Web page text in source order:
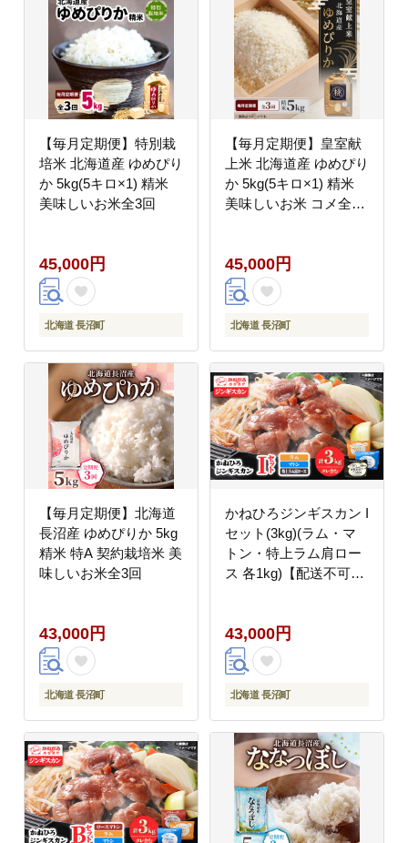
【毎月定期便】特別栽
培米 北海道産 ゆめぴり
か 5kg(5キロ×1) 精米
美味しいお米全3回
45,000円
北海道 長沼町
【毎月定期便】皇室献
上米 北海道産 ゆめぴり
か 5kg(5キロ×1) 精米
美味しいお米 コメ全3
45,000円
北海道 長沼町
【毎月定期便】北海道
長沼産 ゆめぴりか 5kg
精米 特A 契約栽培米 美
味しいお米全3回
43,000円
北海道 長沼町
かねひろジンギスカン I
セット(3kg)(ラム・マ
トン・特上ラム肩ロー
ス 各1kg)【配送不可地
43,000円
北海道 長沼町